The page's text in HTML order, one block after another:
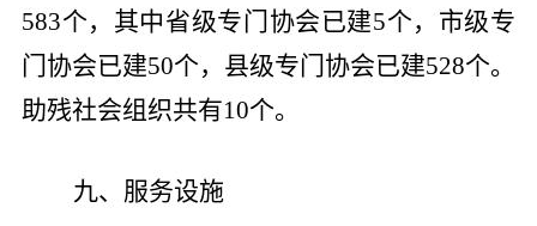
583个，其中省级专门协会已建5个，市级专
门协会已建50个，县级专门协会已建528个。
助残社会组织共有10个。
九、服务设施